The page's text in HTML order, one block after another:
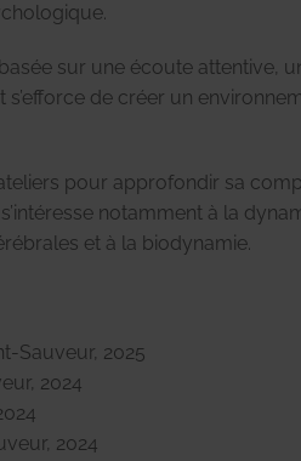
sur une écoute attentive,
de créer un
pour approfondir sa
notamment à la
et à la biodynamie.
Sauveur, 2025
2024
2024